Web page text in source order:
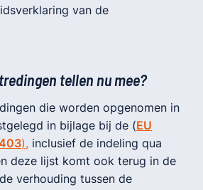
van de
tellen nu mee?
die worden opgenomen in
in bijlage bij de (EU
), inclusief de indeling qua
deze lijst komt ook terug in de
verhouding tussen de